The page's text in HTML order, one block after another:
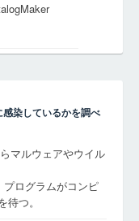
染しているかを調べ
マルウェアやウイル
プログラムがコンピ
つ。